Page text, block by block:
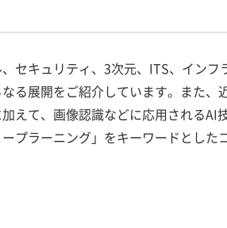
セキュリティ、3次元、ITS、インフ
る展開をご紹介しています。また、
えて、画像認識などに応用されるAI
プラーニング」をキーワードとした